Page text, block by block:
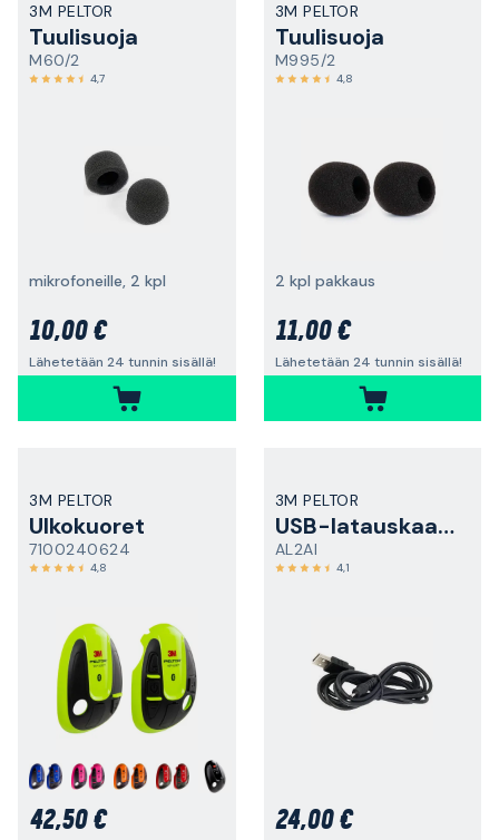
3M PELTOR
Tuulisuoja
M60/2
4,7
mikrofoneille, 2 kpl
10,00 €
Lähetetään 24 tunnin sisällä!
3M PELTOR
Tuulisuoja
M995/2
4,8
2 kpl pakkaus
11,00 €
Lähetetään 24 tunnin sisällä!
3M PELTOR
Ulkokuoret
7100240624
4,8
42,50 €
3M PELTOR
USB-latauskaapeli
AL2AI
4,1
24,00 €